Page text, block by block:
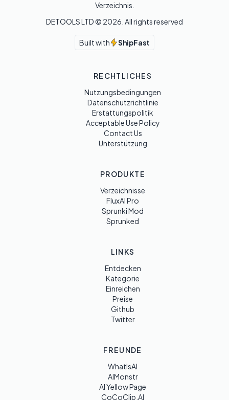
Verzeichnis.
DETOOLS LTD © 2026 . All rights reserved
Built with ShipFast
RECHTLICHES
Nutzungsbedingungen
Datenschutzrichtlinie
Erstattungspolitik
Acceptable Use Policy
Contact Us
Unterstützung
PRODUKTE
Verzeichnisse
FluxAI Pro
Sprunki Mod
Sprunked
LINKS
Entdecken
Kategorie
Einreichen
Preise
Github
Twitter
FREUNDE
WhatIsAI
AIMonstr
AI Yellow Page
CoCoClip.AI